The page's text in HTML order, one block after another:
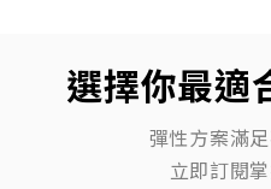
選擇你最適
彈性方案滿
立即訂閱